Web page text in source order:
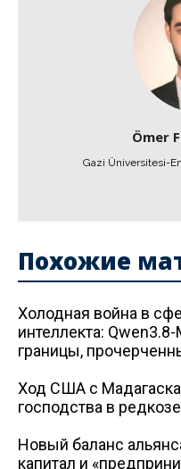
Ömer
Gazi Üniversitesi-
Похожие
Холодная война в
интеллекта:
границы,
Ход США с
господства в
Новый баланс
капитал и